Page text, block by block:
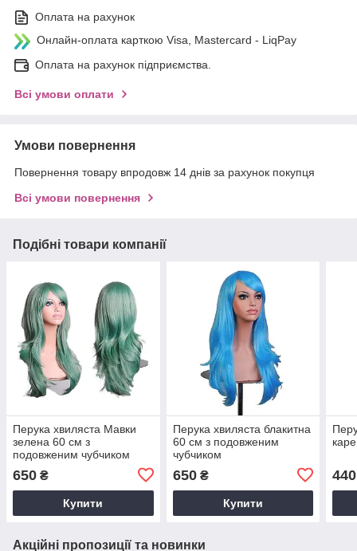
Оплата на рахунок
Онлайн-оплата карткою Visa, Mastercard - LiqPay
Оплата на рахунок підприємства.
Всі умови оплати
Умови повернення
Повернення товару впродовж 14 днів за рахунок покупця
Всі умови повернення
Подібні товари компанії
Перука хвиляста Мавки
зелена 60 см з
подовженим чубчиком
650 ₴
Купити
Перука хвиляста блакитна
60 см з подовженим
чубчиком
650₴
Купити
440
Акційні пропозиції та новинки